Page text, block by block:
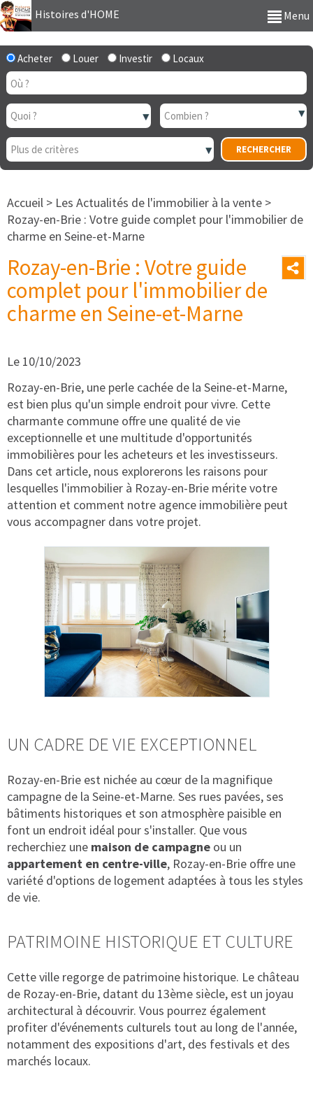
Histoires d'HOME Menu
Acheter Louer Investir Locaux
Accueil > Les Actualités de l'immobilier à la vente >
Rozay-en-Brie : Votre guide complet pour l'immobilier de
charme en Seine-et-Marne
Rozay-en-Brie : Votre guide
complet pour l'immobilier de
charme en Seine-et-Marne
Le 10/10/2023
Rozay-en-Brie, une perle cachée de la Seine-et-Marne,
est bien plus qu'un simple endroit pour vivre. Cette
charmante commune offre une qualité de vie
exceptionnelle et une multitude d'opportunités
immobilières pour les acheteurs et les investisseurs.
Dans cet article, nous explorerons les raisons pour
lesquelles l'immobilier à Rozay-en-Brie mérite votre
attention et comment notre agence immobilière peut
vous accompagner dans votre projet.
UN CADRE DE VIE EXCEPTIONNEL
Rozay-en-Brie est nichée au cœur de la magnifique
campagne de la Seine-et-Marne. Ses rues pavées, ses
bâtiments historiques et son atmosphère paisible en
font un endroit idéal pour s'installer. Que vous
recherchiez une maison de campagne ou un
appartement en centre-ville, Rozay-en-Brie offre une
variété d'options de logement adaptées à tous les styles
de vie.
PATRIMOINE HISTORIQUE ET CULTURE
Cette ville regorge de patrimoine historique. Le château
de Rozay-en-Brie, datant du 13ème siècle, est un joyau
architectural à découvrir. Vous pourrez également
profiter d'événements culturels tout au long de l'année,
notamment des expositions d'art, des festivals et des
marchés locaux.